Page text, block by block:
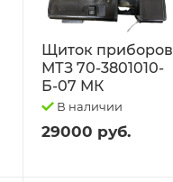
Щиток приборов
МТЗ 70-3801010-
Б-07 МК
В наличии
29000 руб.